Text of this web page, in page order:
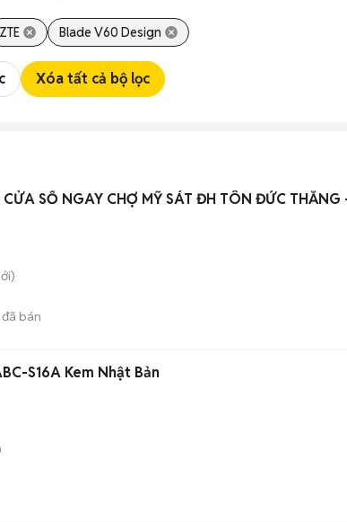
ZTE Blade V60 Design
Xóa tất cả bộ lọc
SỔ NGAY CHỢ MỸ SÁT ĐH TÔN ĐỨC THẮNG
đã bán
S16A Kem Nhật Bản